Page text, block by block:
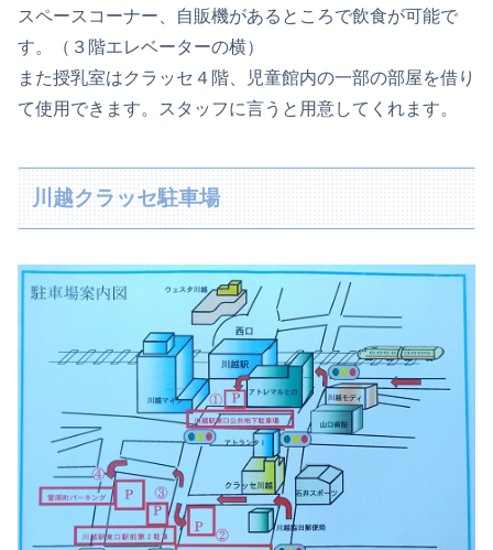
スペースコーナー、自販機があるところで飲食が可能で
す。（３階エレベーターの横）
また授乳室はクラッセ４階、児童館内の一部の部屋を借り
て使用できます。スタッフに言うと用意してくれます。
川越クラッセ駐車場